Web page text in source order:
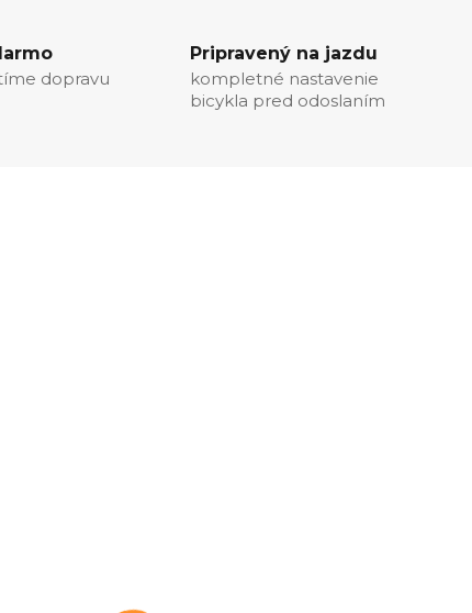
dopravu
Pripravený na jazdu
kompletné nastavenie
bicykla pred odoslaním